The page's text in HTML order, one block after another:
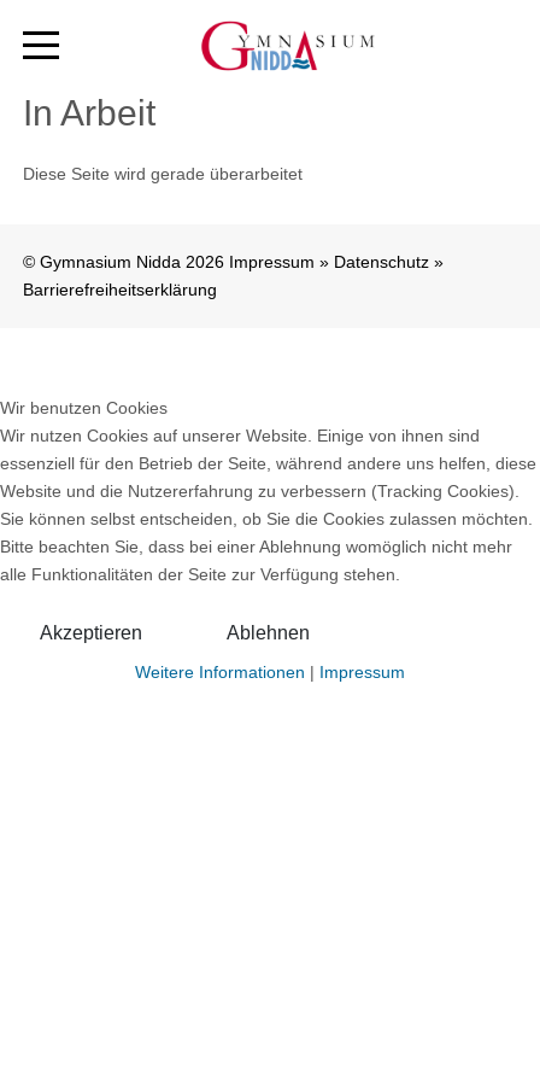
In Arbeit
Diese Seite wird gerade überarbeitet
© Gymnasium Nidda 2026 Impressum » Datenschutz »
Barrierefreiheitserklärung
Wir benutzen Cookies
Wir nutzen Cookies auf unserer Website. Einige von ihnen sind
essenziell für den Betrieb der Seite, während andere uns helfen, diese
Website und die Nutzererfahrung zu verbessern (Tracking Cookies).
Sie können selbst entscheiden, ob Sie die Cookies zulassen möchten.
Bitte beachten Sie, dass bei einer Ablehnung womöglich nicht mehr
alle Funktionalitäten der Seite zur Verfügung stehen.
Akzeptieren Ablehnen
Weitere Informationen | Impressum